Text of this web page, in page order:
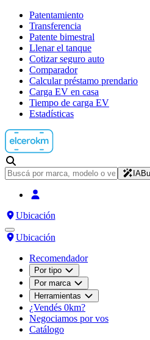
Patentamiento
Transferencia
Patente bimestral
Llenar el tanque
Cotizar seguro auto
Comparador
Calcular préstamo prendario
Carga EV en casa
Tiempo de carga EV
Estadísticas
IA
Ubicación
Ubicación
Recomendador
Por tipo
Por marca
Herramientas
¿Vendés 0km?
Negociamos por vos
Catálogo